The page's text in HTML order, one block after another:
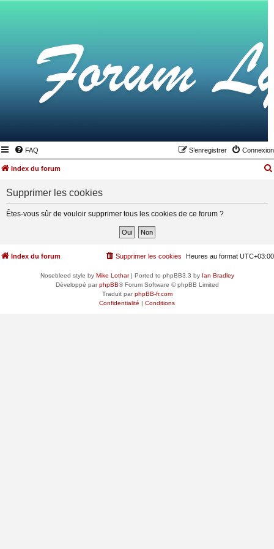
FAQ Connexion
S’enregistrer
Index du forum
Supprimer les cookies
Êtes-vous sûr de vouloir supprimer tous les cookies de ce forum ?
Index du forum Heures au format UTC+03:00
Supprimer les cookies
Nosebleed style by Mike Lothar| Ported to phpBB3.3 by Ian Bradley
Développé parphpBB® Forum Software © phpBB Limited
Traduit parphpBB-fr.com
Confidentialité | Conditions